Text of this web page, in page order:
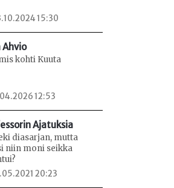
15:30
Ahvio
kohti Kuuta
12:53
Ajatuksia
diasarjan, mutta
niin moni seikka
20:23